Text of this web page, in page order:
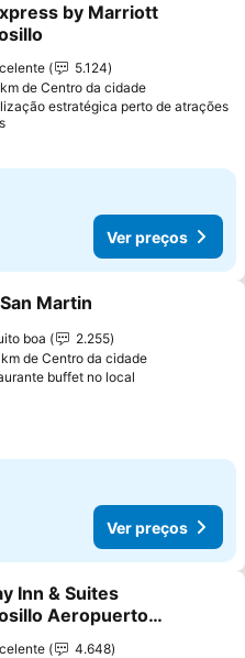
aos favoritos
by Marriott
5.124
de Centro da cidade
estratégica perto de atrações
Ver preços
aos favoritos
Martin
boa
2.255
de Centro da cidade
buffet no local
Ver preços
aos favoritos
Inn & Suites
Aeropuerto
4.648